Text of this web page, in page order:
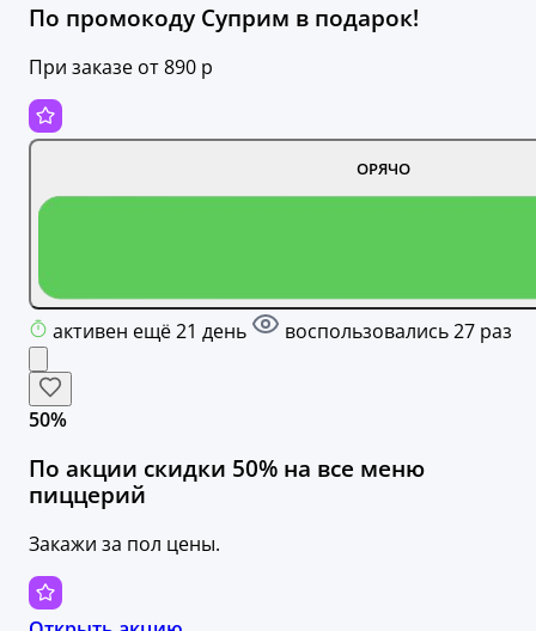
По промокоду Суприм в подарок!
При заказе от 890 р
ОРЯЧО
активен ещё 21 день воспользовались 27 раз
50%
По акции скидки 50% на все меню
пиццерий
Закажи за пол цены.